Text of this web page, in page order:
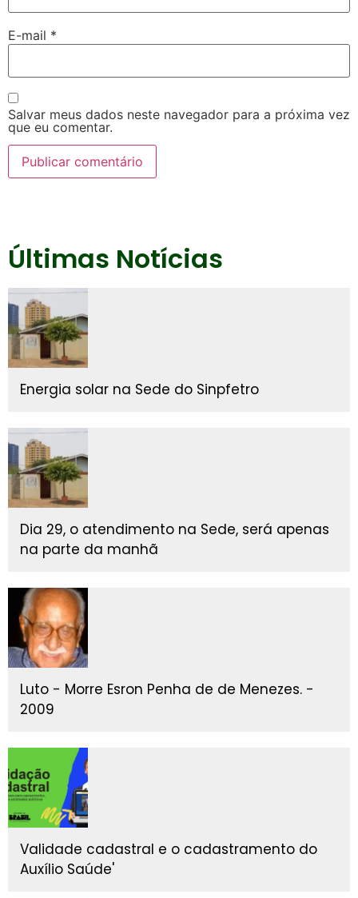
E-mail *
Salvar meus dados neste navegador para a próxima vez
que eu comentar.
Últimas Notícias
Energia solar na Sede do Sinpfetro
Dia 29, o atendimento na Sede, será apenas
na parte da manhã
Luto - Morre Esron Penha de de Menezes. -
2009
Validade cadastral e o cadastramento do
Auxílio Saúde'